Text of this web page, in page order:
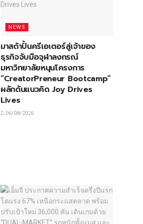
NEWS
มาสด้าปั้นครีเอเตอร์สู่เจ้าของ
ธุรกิจจับมือจุฬาลงกรณ์
มหาวิทยาลัยหนุนโครงการ
“CreatorPreneur Bootcamp”
ผลักดันแนวคิด Joy Drives
Lives
06/08/2026